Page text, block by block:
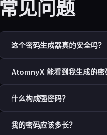
常见问题
这个密码生成器真的安全吗？
名密码管理器所使用的同一加
是加密安全的，绝不应用于密码
密码完全在您的浏览器中生成。
AtomnyX 能看到我生成的密
AtomnyX 服务器不会收到关于
息。您的密码仅存在于浏览器
什么构成强密码？
长度- 最重要的因素。每多一个
我的密码应该多长？